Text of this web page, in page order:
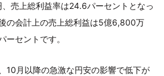
売上総利益率は24.6パーセントとなっ
の会計上の売上総利益は5億6,800万
ーセントです。
10月以降の急激な円安の影響で低下が